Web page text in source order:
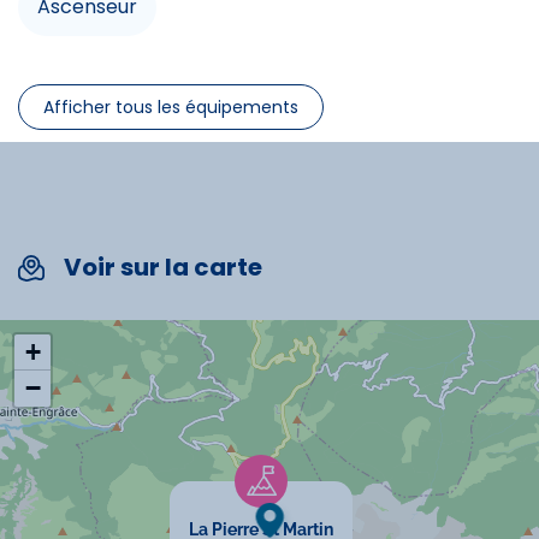
Ascenseur
Afficher tous les équipements
Commodités
Micro-onde
Spécificités
Chèques vacances acceptés
Animaux interdits
Voir sur la carte
La Pierre St Martin
+
−